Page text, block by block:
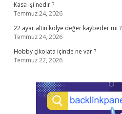
Kasa işi nedir ?
Temmuz 24, 2026
22 ayar altın kolye değer kaybeder mi ?
Temmuz 24, 2026
Hobby çikolata içinde ne var ?
Temmuz 22, 2026